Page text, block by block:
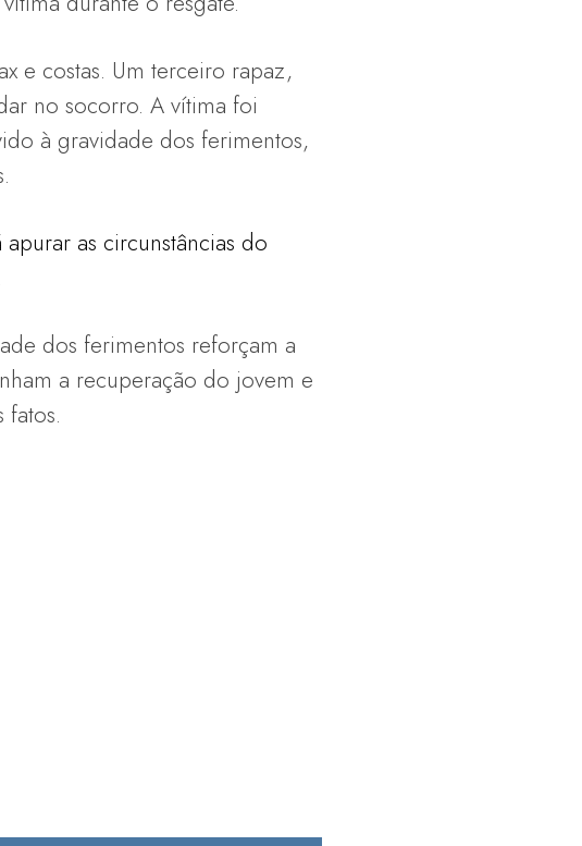
e costas. Um terceiro rapaz,
no socorro. A vítima foi
à gravidade dos ferimentos,
as circunstâncias do
dos ferimentos reforçam a
a recuperação do jovem e